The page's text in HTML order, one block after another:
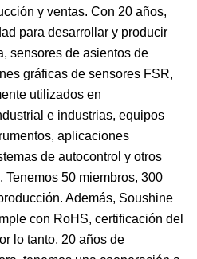
y ventas. Con 20 años,
para desarrollar y producir
sensores de asientos de
gráficas de sensores FSR,
utilizados en
e industrias, equipos
aplicaciones
de autocontrol y otros
50 miembros, 300
Además, Soushine
con RoHS, certificación del
lo tanto, 20 años de